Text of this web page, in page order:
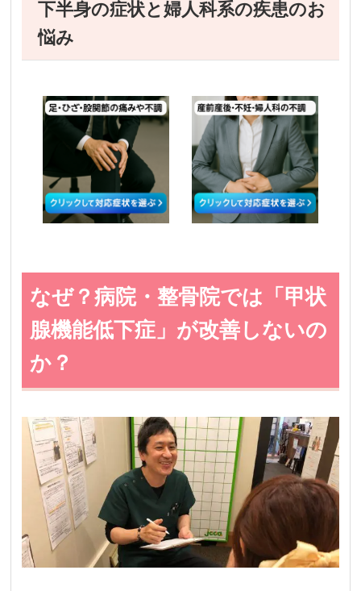
下半身の症状と婦人科系の疾患のお
悩み
なぜ？病院・整骨院では「甲状
腺機能低下症」が改善しないの
か？